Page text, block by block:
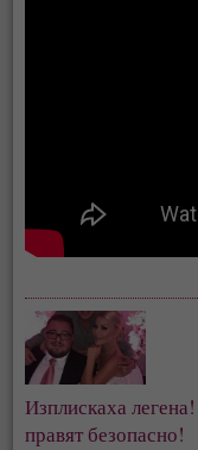
Изплискаха
правят безопасно!